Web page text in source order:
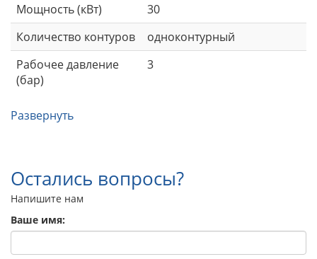
Мощность (кВт)
30
Количество контуров
одноконтурный
Рабочее давление
(бар)
3
Развернуть
Остались вопросы?
Напишите нам
Ваше имя: